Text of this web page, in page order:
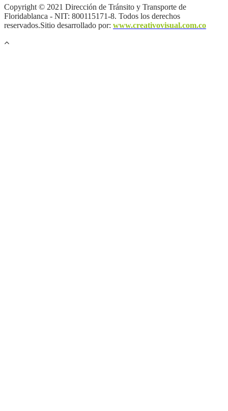
Copyright © 2021 Dirección de Tránsito y Transporte de
Floridablanca - NIT: 800115171-8. Todos los derechos
reservados.Sitio desarrollado por: www.creativovisual.com.co